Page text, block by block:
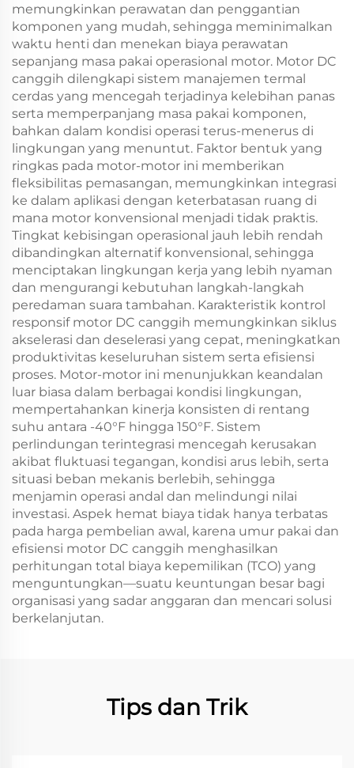
memungkinkan perawatan dan penggantian
komponen yang mudah, sehingga meminimalkan
waktu henti dan menekan biaya perawatan
sepanjang masa pakai operasional motor. Motor DC
canggih dilengkapi sistem manajemen termal
cerdas yang mencegah terjadinya kelebihan panas
serta memperpanjang masa pakai komponen,
bahkan dalam kondisi operasi terus-menerus di
lingkungan yang menuntut. Faktor bentuk yang
ringkas pada motor-motor ini memberikan
fleksibilitas pemasangan, memungkinkan integrasi
ke dalam aplikasi dengan keterbatasan ruang di
mana motor konvensional menjadi tidak praktis.
Tingkat kebisingan operasional jauh lebih rendah
dibandingkan alternatif konvensional, sehingga
menciptakan lingkungan kerja yang lebih nyaman
dan mengurangi kebutuhan langkah-langkah
peredaman suara tambahan. Karakteristik kontrol
responsif motor DC canggih memungkinkan siklus
akselerasi dan deselerasi yang cepat, meningkatkan
produktivitas keseluruhan sistem serta efisiensi
proses. Motor-motor ini menunjukkan keandalan
luar biasa dalam berbagai kondisi lingkungan,
mempertahankan kinerja konsisten di rentang
suhu antara -40°F hingga 150°F. Sistem
perlindungan terintegrasi mencegah kerusakan
akibat fluktuasi tegangan, kondisi arus lebih, serta
situasi beban mekanis berlebih, sehingga
menjamin operasi andal dan melindungi nilai
investasi. Aspek hemat biaya tidak hanya terbatas
pada harga pembelian awal, karena umur pakai dan
efisiensi motor DC canggih menghasilkan
perhitungan total biaya kepemilikan (TCO) yang
menguntungkan—suatu keuntungan besar bagi
organisasi yang sadar anggaran dan mencari solusi
berkelanjutan.
Tips dan Trik